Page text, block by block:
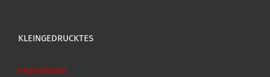
KLEINGEDRUCKTES
Impressum